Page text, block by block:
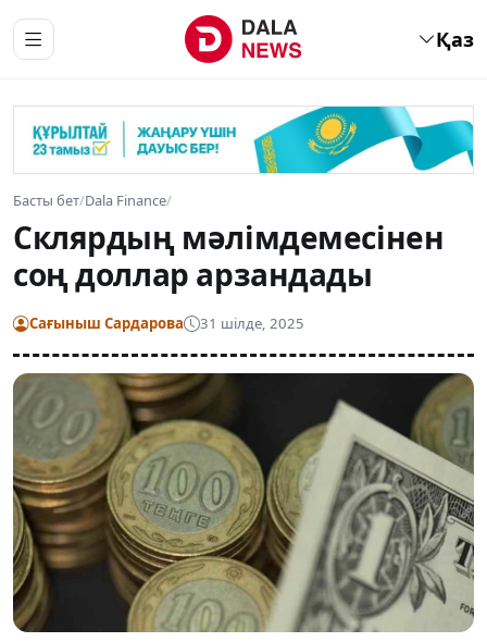
Қаз
Басты бет/Dala Finance/
Склярдың мәлімдемесінен
соң доллар арзандады
Сағыныш Сардарова 31 шілде, 2025